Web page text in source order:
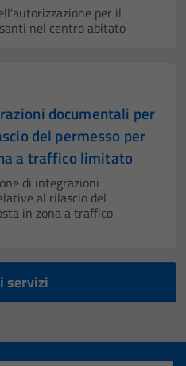
per il
nel centro abitato
documentali per
del permesso per
a traffico limitato
di integrazioni
al rilascio del
in zona a traffico
servizi